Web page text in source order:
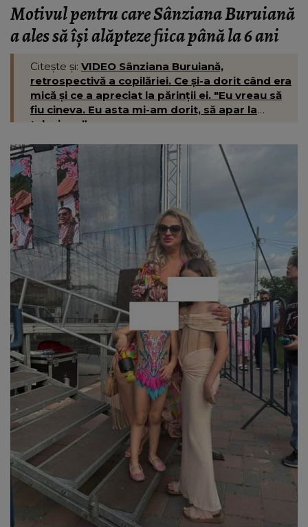
Motivul pentru care Sânziana Buruiană
a ales să își alăpteze fiica până la 6 ani
Citește și: VIDEO Sânziana Buruiană,
retrospectivă a copilăriei. Ce și-a dorit când era
mică și ce a apreciat la părinții ei. "Eu vreau să
fiu cineva. Eu asta mi-am dorit, să apar la
televizor.”